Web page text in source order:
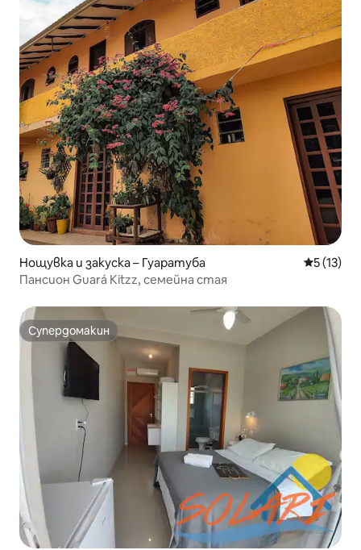
Нощувка и закуска – Гуаратуба Средна
5 (13)
Пансион Guará Kitzz, семейна стая
Супердомакин
Супердомакин